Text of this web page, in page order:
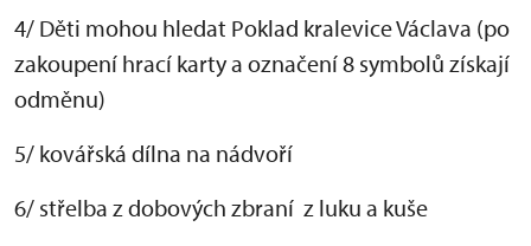
4/ Děti mohou hledat Poklad kralevice Václava (po
zakoupení hrací karty a označení 8 symbolů získají
odměnu)
5/ kovářská dílna na nádvoří
6/ střelba z dobových zbraní z luku a kuše